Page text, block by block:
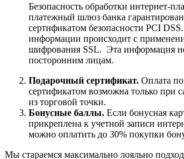
Безопасность обработки интернет-
платежный шлюз банка
сертификатом безопасности PCI
информации происходит с
шифрования SSL. Эта информация
посторонним лицам.
Подарочный сертификат. Оплата
сертификатом возможна только при
из торговой точки.
Бонусные баллы. Если бонусная
прикреплена к учетной записи
можно оплатить до 30% покупки
Мы стараемся максимально лояльно